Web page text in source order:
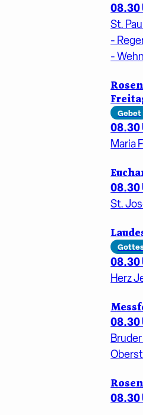
08.30
St.
-
-
Gebet
08.30
Maria
08.30
St.
08.30
Herz
08.30
08.30